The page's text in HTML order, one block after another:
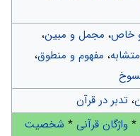
خاص، مجمل و مبین،
، مفهوم و منطوق،
، تدبر در قرآن
* واژگان قرآنی * شخصیت